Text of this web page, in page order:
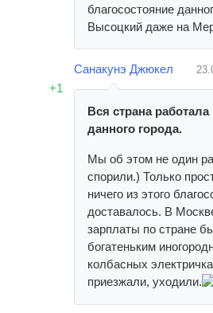
благосостояние
Высоцкий даже на
+1
Санакунэ Джюкел
Вся страна
данного города.
Мы об этом не один
спорили.) Только
ничего из этого
доставалось. В
зарплаты по стране
богатеньким
колбасных
приезжали, уходили.